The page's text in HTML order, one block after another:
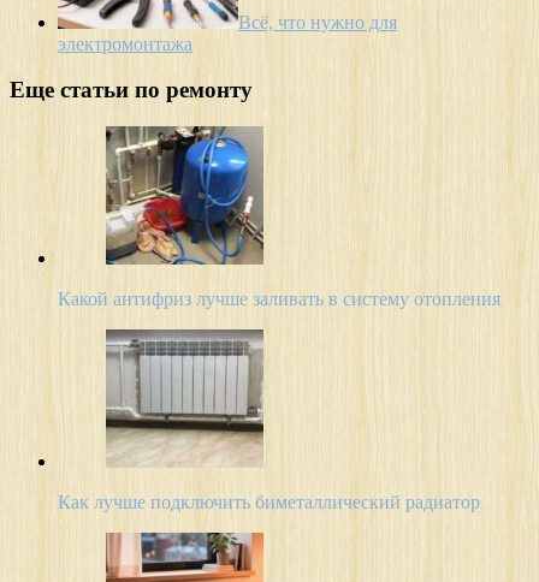
Всё, что нужно для
электромонтажа
Еще статьи по ремонту
Какой антифриз лучше заливать в систему отопления
Как лучше подключить биметаллический радиатор